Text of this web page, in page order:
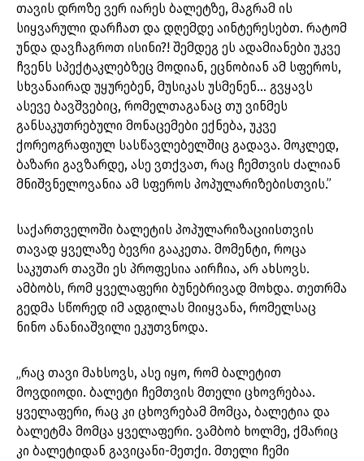
თავის დროზე ვერ იარეს ბალეტზე, მაგრამ ის
სიყვარული დარჩათ და დღემდე აინტერესებთ. რატომ
უნდა დავჩაგროთ ისინი?! შემდეგ ეს ადამიანები უკვე
ჩვენს სპექტაკლებზეც მოდიან, ეცნობიან ამ სფეროს,
სხვანაირად უყურებენ, მუსიკას უსმენენ… გვყავს
ასევე ბავშვებიც, რომელთაგანაც თუ ვინმეს
განსაკუთრებული მონაცემები ექნება, უკვე
ქორეოგრაფიულ სასწავლებელშიც გადავა. მოკლედ,
ბაზარი გავზარდე, ასე ვთქვათ, რაც ჩემთვის ძალიან
მნიშვნელოვანია ამ სფეროს პოპულარიზებისთვის.”
საქართველოში ბალეტის პოპულარიზაციისთვის
თავად ყველაზე ბევრი გააკეთა. მომენტი, როცა
საკუთარ თავში ეს პროფესია აირჩია, არ ახსოვს.
ამბობს, რომ ყველაფერი ბუნებრივად მოხდა. თეთრმა
გედმა სწორედ იმ ადგილას მიიყვანა, რომელსაც
ნინო ანანიაშვილი ეკუთვნოდა.
„რაც თავი მახსოვს, ასე იყო, რომ ბალეტით
მოვდიოდი. ბალეტი ჩემთვის მთელი ცხოვრებაა.
ყველაფერი, რაც კი ცხოვრებამ მომცა, ბალეტია და
ბალეტმა მომცა ყველაფერი. ვამბობ ხოლმე, ქმარიც
კი ბალეტიდან გავიცანი-მეთქი. მთელი ჩემი